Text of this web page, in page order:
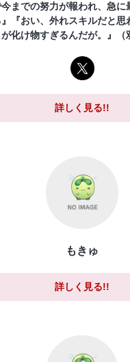
までの努力が報われ、急に
『おい、外れスキルだと思
化け物すぎるんだが。』（
詳しく見る!!
もきゅ
詳しく見る!!